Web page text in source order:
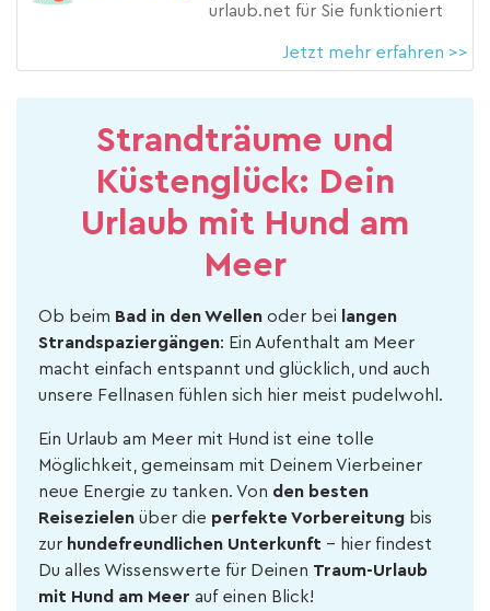
urlaub.net für Sie funktioniert
Jetzt mehr erfahren >>
Strandträume und
Küstenglück: Dein
Urlaub mit Hund am
Meer
Ob beim Bad in den Wellen oder bei
langen
Strandspaziergängen: Ein Aufenthalt am Meer
macht einfach entspannt und glücklich, und auch
unsere Fellnasen fühlen sich hier meist pudelwohl.
Ein Urlaub am Meer mit Hund ist eine tolle
Möglichkeit, gemeinsam mit Deinem Vierbeiner
neue Energie zu tanken. Von den besten
Reisezielen über die perfekte Vorbereitung bis
zur hundefreundlichen Unterkunft – hier findest
Du alles Wissenswerte für Deinen Traum-Urlaub
mit Hund am Meer auf einen Blick!